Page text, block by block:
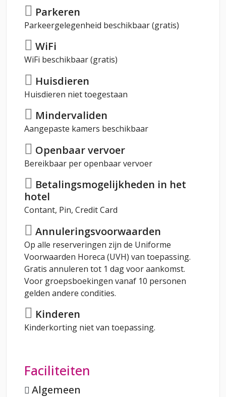
Parkeren
Parkeergelegenheid beschikbaar (gratis)
WiFi
WiFi beschikbaar (gratis)
Huisdieren
Huisdieren niet toegestaan
Mindervaliden
Aangepaste kamers beschikbaar
Openbaar vervoer
Bereikbaar per openbaar vervoer
Betalingsmogelijkheden in het
hotel
Contant, Pin, Credit Card
Annuleringsvoorwaarden
Op alle reserveringen zijn de Uniforme
Voorwaarden Horeca (UVH) van toepassing.
Gratis annuleren tot 1 dag voor aankomst.
Voor groepsboekingen vanaf 10 personen
gelden andere condities.
Kinderen
Kinderkorting niet van toepassing.
Faciliteiten
Algemeen